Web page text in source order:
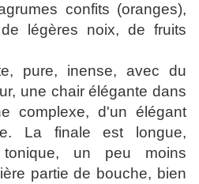
confits (oranges),
légères noix, de fruits
pure, inense, avec du
une chair élégante dans
complexe, d'un élégant
La finale est longue,
tonique, un peu moins
partie de bouche, bien